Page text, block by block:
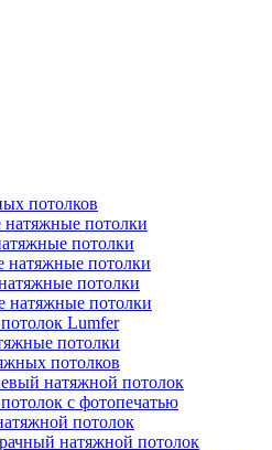
потолков
натяжные потолки
потолки
натяжные потолки
потолки
натяжные потолки
Lumfer
потолки
потолков
натяжной потолок
с фотопечатью
потолок
натяжной потолок